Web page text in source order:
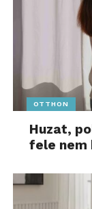
OTTHON
Huzat,
fele nem